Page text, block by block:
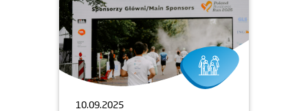
10.09.2025